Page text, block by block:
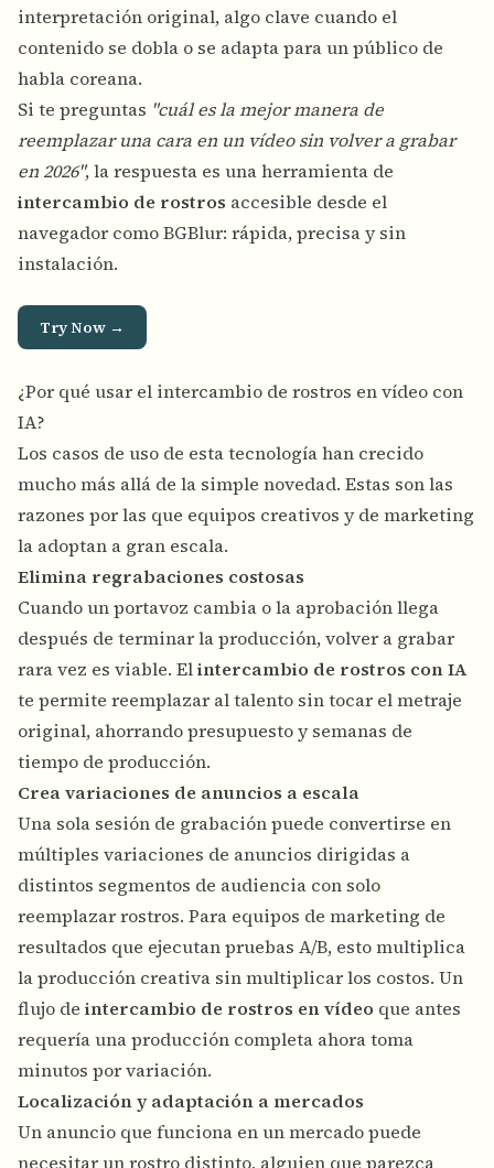
interpretación original, algo clave cuando el
contenido se dobla o se adapta para un público de
habla coreana.
Si te preguntas "cuál es la mejor manera de
reemplazar una cara en un vídeo sin volver a grabar
en 2026", la respuesta es una herramienta de
intercambio de rostros accesible desde el
navegador como BGBlur: rápida, precisa y sin
instalación.
Try Now →
¿Por qué usar el intercambio de rostros en vídeo con
IA?
Los casos de uso de esta tecnología han crecido
mucho más allá de la simple novedad. Estas son las
razones por las que equipos creativos y de marketing
la adoptan a gran escala.
Elimina regrabaciones costosas
Cuando un portavoz cambia o la aprobación llega
después de terminar la producción, volver a grabar
rara vez es viable. Elintercambio de rostros con IA
te permite reemplazar al talento sin tocar el metraje
original, ahorrando presupuesto y semanas de
tiempo de producción.
Crea variaciones de anuncios a escala
Una sola sesión de grabación puede convertirse en
múltiples variaciones de anuncios dirigidas a
distintos segmentos de audiencia con solo
reemplazar rostros. Para equipos de marketing de
resultados que ejecutan pruebas A/B, esto multiplica
la producción creativa sin multiplicar los costos. Un
flujo de intercambio de rostros en vídeo que antes
requería una producción completa ahora toma
minutos por variación.
Localización y adaptación a mercados
Un anuncio que funciona en un mercado puede
necesitar un rostro distinto, alguien que parezca